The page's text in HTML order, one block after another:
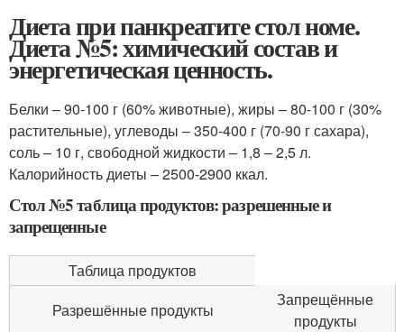
Диета при панкреатите стол номе.
Диета №5: химический состав и
энергетическая ценность.
Белки – 90-100 г (60% животные), жиры – 80-100 г (30%
растительные), углеводы – 350-400 г (70-90 г сахара),
соль – 10 г, свободной жидкости – 1,8 – 2,5 л.
Калорийность диеты – 2500-2900 ккал.
Стол №5 таблица продуктов: разрешенные и
запрещенные
Таблица продуктов
Разрешённые продукты
Запрещённые
продукты